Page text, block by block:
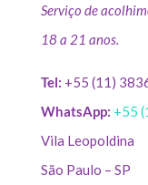
Serviço de
18 a 21 anos.
Tel: +55 (11)
WhatsApp: +55
Vila Leopoldina
São Paulo – SP